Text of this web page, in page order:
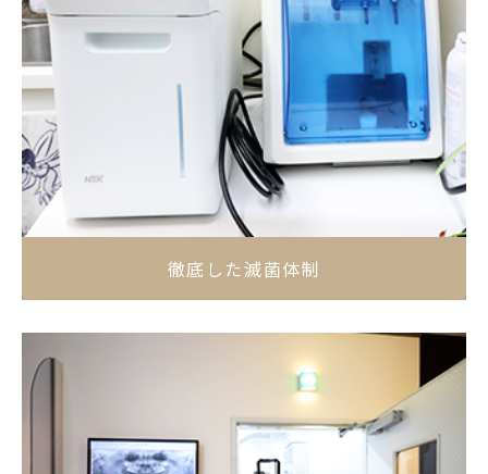
徹底した滅菌体制